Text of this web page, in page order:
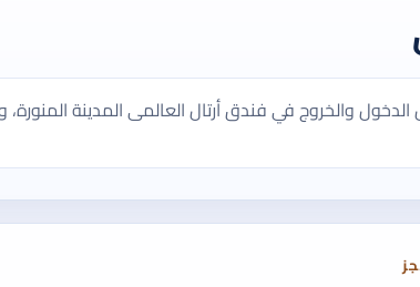
والخروج في فندق أرتال العالمى المدينة